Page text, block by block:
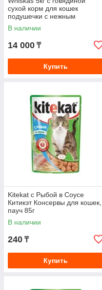
сухой корм для кошек
подушечки с нежным
паштетом (Вискас)
В наличии
14 000 ₸
Купить
Kitekat с Рыбой в Соусе
Китикэт Консервы для кошек,
пауч 85г
В наличии
240 ₸
Купить